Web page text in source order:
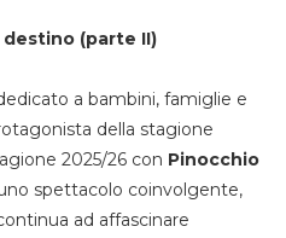
(parte II)
a bambini, famiglie e
della stagione
2025/26 con Pinocchio
spettacolo coinvolgente,
ad affascinare